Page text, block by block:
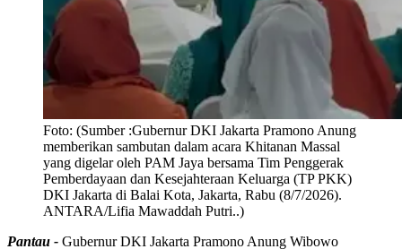
Foto: (Sumber :Gubernur DKI Jakarta Pramono Anung
memberikan sambutan dalam acara Khitanan Massal
yang digelar oleh PAM Jaya bersama Tim Penggerak
Pemberdayaan dan Kesejahteraan Keluarga (TP PKK)
DKI Jakarta di Balai Kota, Jakarta, Rabu (8/7/2026).
ANTARA/Lifia Mawaddah Putri..)
Pantau - Gubernur DKI Jakarta Pramono Anung Wibowo